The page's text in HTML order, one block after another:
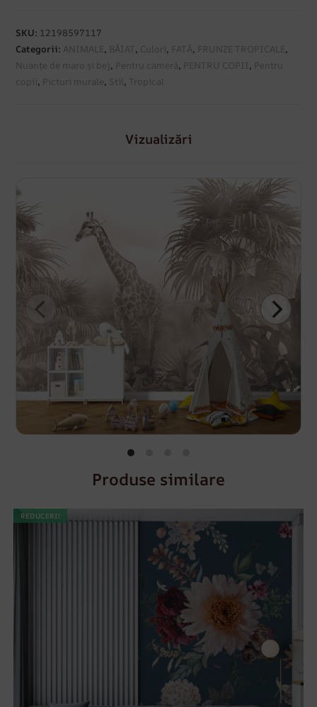
SKU: 12198597117
Categorii: ANIMALE, BĂIAT, Culori, FATĂ, FRUNZE TROPICALE,
Nuanțe de maro și bej , Pentru cameră, PENTRU COPII, Pentru
copii, Picturi murale, Stil, Tropical
Vizualizări
Produse similare
REDUCERI!